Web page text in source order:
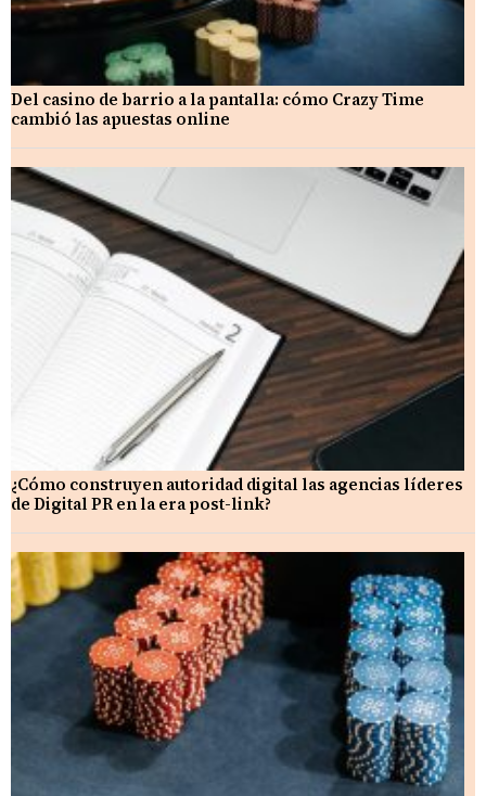
Del casino de barrio a la pantalla: cómo Crazy Time
cambió las apuestas online
¿Cómo construyen autoridad digital las agencias líderes
de Digital PR en la era post-link?